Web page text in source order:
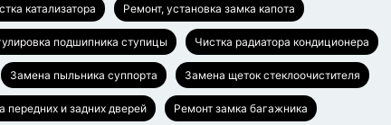
катализатора Ремонт, установка замка капота
подшипника ступицы Чистка радиатора кондиционера
Замена пыльника суппорта Замена щеток стеклоочистителя
передних и задних дверей Ремонт замка багажника